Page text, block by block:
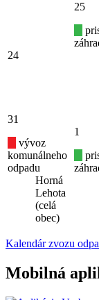
24
25
31
vývoz
komunálneho
odpadu
Horná
Lehota
(celá
obec)
1
Kalendár zvozu
Mobilná